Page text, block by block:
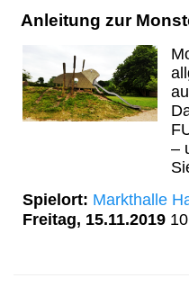
Anleitung zur
–
Spielort: Markthalle
Freitag, 15.11.2019